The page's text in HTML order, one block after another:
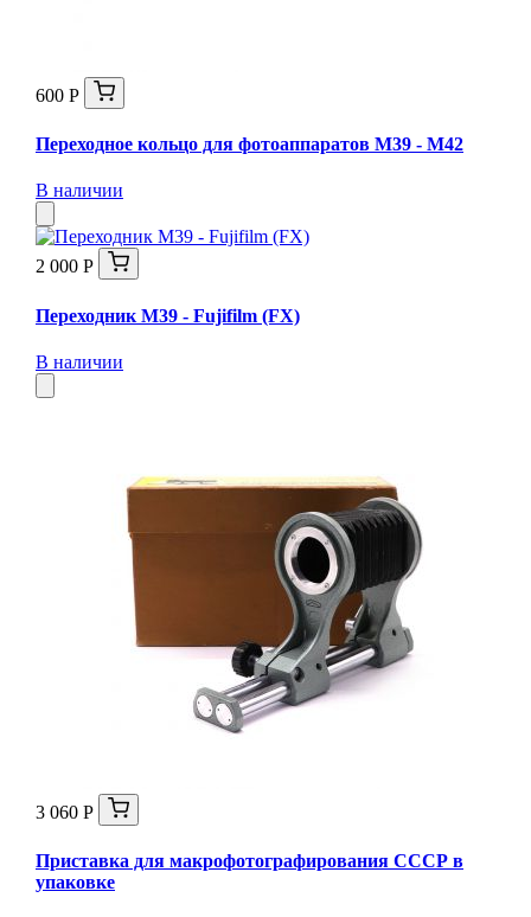
600 Р
Переходное кольцо для фотоаппаратов М39 - М42
В наличии
2 000 Р
Переходник М39 - Fujifilm (FX)
В наличии
3 060 Р
Приставка для макрофотографирования СССР в
упаковке